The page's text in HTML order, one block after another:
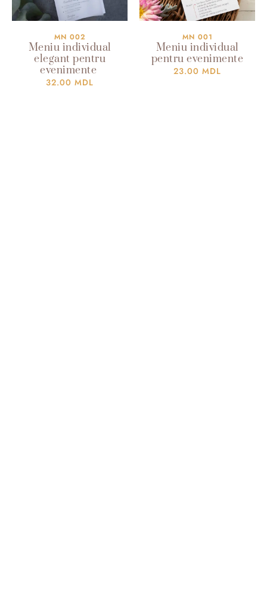
MN 002
Meniu individual
elegant pentru
evenimente
32.00 MDL
MN 001
Meniu individual
pentru evenimente
23.00 MDL